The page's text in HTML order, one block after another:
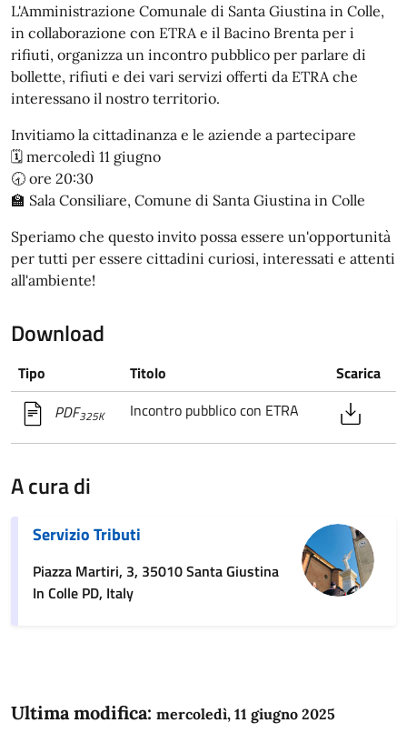
L'Amministrazione Comunale di Santa Giustina in Colle,
in collaborazione con ETRA e il Bacino Brenta per i
rifiuti, organizza un incontro pubblico per parlare di
bollette, rifiuti e dei vari servizi offerti da ETRA che
interessano il nostro territorio.
Invitiamo la cittadinanza e le aziende a partecipare
🗓️ mercoledì 11 giugno
🕣 ore 20:30
🏫 Sala Consiliare, Comune di Santa Giustina in Colle
Speriamo che questo invito possa essere un'opportunità
per tutti per essere cittadini curiosi, interessati e attenti
all'ambiente!
Download
Tipo Titolo
Scarica
PDF325K Incontro pubblico con ETRA
A cura di
Servizio Tributi
Piazza Martiri, 3, 35010 Santa Giustina
In Colle PD, Italy
Ultima modifica: mercoledì, 11 giugno 2025